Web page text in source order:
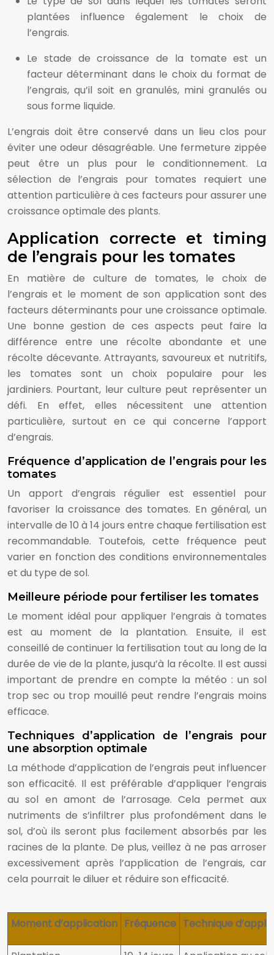
plantées influence également le choix de
l’engrais.
Le stade de croissance de la tomate est un
facteur déterminant dans le choix du format de
l’engrais, qu’il soit en granulés, mini granulés ou
sous forme liquide.
L’engrais doit être conservé dans un lieu clos pour
éviter une odeur désagréable. Une fermeture zippée
peut être un plus pour le conditionnement. La
sélection de l’engrais pour tomates requiert une
attention particulière à ces facteurs pour assurer une
croissance optimale des plants.
Application correcte et timing
de l’engrais pour les tomates
En matière de culture de tomates, le choix de
l’engrais et le moment de son application sont des
facteurs déterminants pour une croissance optimale.
Une bonne gestion de ces aspects peut faire la
différence entre une récolte abondante et une
récolte décevante. Attrayants, savoureux et nutritifs,
les tomates sont un choix populaire pour les
jardiniers. Pourtant, leur culture peut représenter un
défi. En effet, elles nécessitent une attention
particulière, surtout en ce qui concerne l’apport
d’engrais.
Fréquence d’application de l’engrais pour les
tomates
Un apport d’engrais régulier est essentiel pour
favoriser la croissance des tomates. En général, un
intervalle de 10 à 14 jours entre chaque fertilisation est
recommandable. Toutefois, cette fréquence peut
varier en fonction des conditions environnementales
et du type de sol.
Meilleure période pour fertiliser les tomates
Le moment idéal pour appliquer l’engrais à tomates
est au moment de la plantation. Ensuite, il est
conseillé de continuer la fertilisation tout au long de la
durée de vie de la plante, jusqu’à la récolte. Il est aussi
important de prendre en compte la météo : un sol
trop sec ou trop mouillé peut rendre l’engrais moins
efficace.
Techniques d’application de l’engrais pour
une absorption optimale
La méthode d’application de l’engrais peut influencer
son efficacité. Il est préférable d’appliquer l’engrais
au sol en amont de l’arrosage. Cela permet aux
nutriments de s’infiltrer plus profondément dans le
sol, d’où ils seront plus facilement absorbés par les
racines de la plante. De plus, veillez à ne pas arroser
excessivement après l’application de l’engrais, car
cela pourrait le diluer et réduire son efficacité.
Moment d’application Fréquence Technique